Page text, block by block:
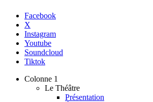
Facebook
X
Instagram
Youtube
Soundcloud
Tiktok
Colonne 1
Le Théâtre
Présentation